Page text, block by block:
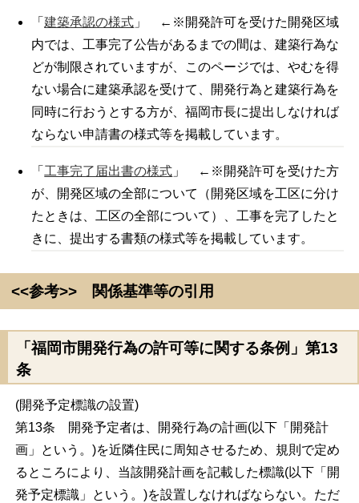
「建築承認の様式 」 ←※開発許可を受けた開発区域
内では、工事完了公告があるまでの間は、建築行為な
どが制限されていますが、このページでは、やむを得
ない場合に建築承認を受けて、開発行為と建築行為を
同時に行おうとする方が、福岡市長に提出しなければ
ならない申請書の様式等を掲載しています。
「 工事完了届出書の様式 」 ←※開発許可を受けた方
が、開発区域の全部について（開発区域を工区に分け
たときは、工区の全部について）、工事を完了したと
きに、提出する書類の様式等を掲載しています。
<<参考>> 関係基準等の引用
「福岡市開発行為の許可等に関する条例」第13
条
(開発予定標識の設置)
第13条 開発予定者は、開発行為の計画(以下「開発計
画」という。)を近隣住民に周知させるため、規則で定め
るところにより、当該開発計画を記載した標識(以下「開
発予定標識」という。)を設置しなければならない。ただ